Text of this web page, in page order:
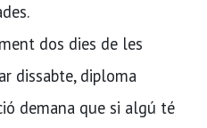
dos dies de les
dissabte, diploma
demana que si algú té